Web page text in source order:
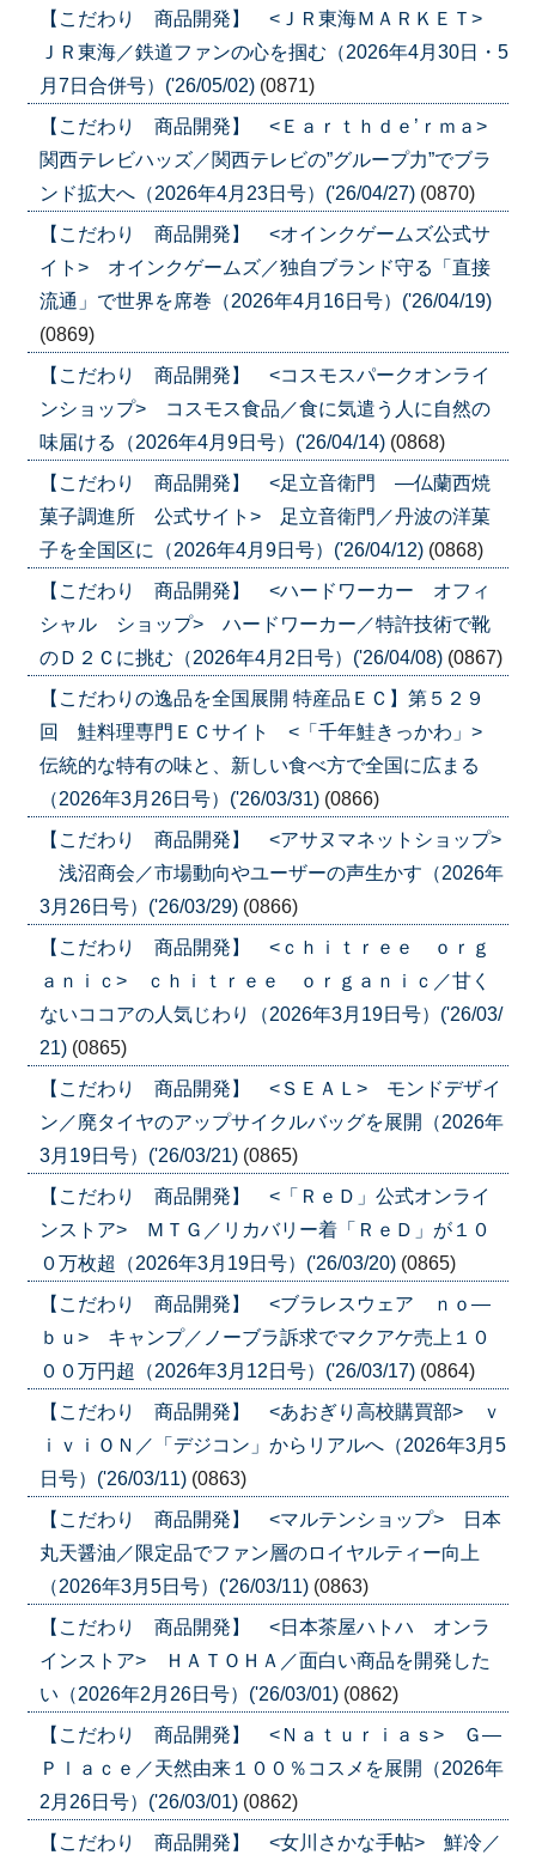
【こだわり 商品開発】 <ＪＲ東海ＭＡＲＫＥＴ>
ＪＲ東海／鉄道ファンの心を掴む（2026年4月30日・5
月7日合併号）('26/05/02) (0871)
【こだわり 商品開発】 <Ｅａｒｔｈｄｅ’ｒｍａ>
関西テレビハッズ／関西テレビの”グループ力”でブラ
ンド拡大へ（2026年4月23日号）('26/04/27) (0870)
【こだわり 商品開発】 <オインクゲームズ公式サ
イト> オインクゲームズ／独自ブランド守る「直接
流通」で世界を席巻（2026年4月16日号）('26/04/19)
(0869)
【こだわり 商品開発】 <コスモスパークオンライ
ンショップ> コスモス食品／食に気遣う人に自然の
味届ける（2026年4月9日号）('26/04/14) (0868)
【こだわり 商品開発】 <足立音衛門 ―仏蘭西焼
菓子調進所 公式サイト> 足立音衛門／丹波の洋菓
子を全国区に（2026年4月9日号）('26/04/12) (0868)
【こだわり 商品開発】 <ハードワーカー オフィ
シャル ショップ> ハードワーカー／特許技術で靴
のＤ２Ｃに挑む（2026年4月2日号）('26/04/08) (0867)
【こだわりの逸品を全国展開 特産品ＥＣ】第５２９
回 鮭料理専門ＥＣサイト <「千年鮭きっかわ」>
伝統的な特有の味と、新しい食べ方で全国に広まる
（2026年3月26日号）('26/03/31) (0866)
【こだわり 商品開発】 <アサヌマネットショップ>
浅沼商会／市場動向やユーザーの声生かす（2026年
3月26日号）('26/03/29) (0866)
【こだわり 商品開発】 <ｃｈｉｔｒｅｅ ｏｒｇ
ａｎｉｃ> ｃｈｉｔｒｅｅ ｏｒｇａｎｉｃ／甘く
ないココアの人気じわり（2026年3月19日号）('26/03/
21) (0865)
【こだわり 商品開発】 <ＳＥＡＬ> モンドデザイ
ン／廃タイヤのアップサイクルバッグを展開（2026年
3月19日号）('26/03/21) (0865)
【こだわり 商品開発】 <「ＲｅＤ」公式オンライ
ンストア> ＭＴＧ／リカバリー着「ＲｅＤ」が１０
０万枚超（2026年3月19日号）('26/03/20) (0865)
【こだわり 商品開発】 <ブラレスウェア ｎｏ―
ｂｕ> キャンプ／ノーブラ訴求でマクアケ売上１０
００万円超（2026年3月12日号）('26/03/17) (0864)
【こだわり 商品開発】 <あおぎり高校購買部> ｖ
ｉｖｉＯＮ／「デジコン」からリアルへ（2026年3月5
日号）('26/03/11) (0863)
【こだわり 商品開発】 <マルテンショップ> 日本
丸天醤油／限定品でファン層のロイヤルティー向上
（2026年3月5日号）('26/03/11) (0863)
【こだわり 商品開発】 <日本茶屋ハトハ オンラ
インストア> ＨＡＴＯＨＡ／面白い商品を開発した
い（2026年2月26日号）('26/03/01) (0862)
【こだわり 商品開発】 <Ｎａｔｕｒｉａｓ> Ｇ―
Ｐｌａｃｅ／天然由来１００％コスメを展開（2026年
2月26日号）('26/03/01) (0862)
【こだわり 商品開発】 <女川さかな手帖> 鮮冷／